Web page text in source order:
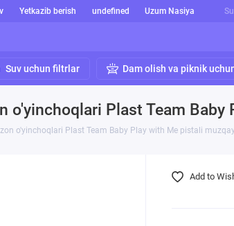
Yetkazib berish undefined Uzum Nasiya
Suv uchun filtrlar Dam olish va piknik
o'yinchoqlari Plast Team
o'yinchoqlari Plast Team Baby Play with Me pistali
Add to